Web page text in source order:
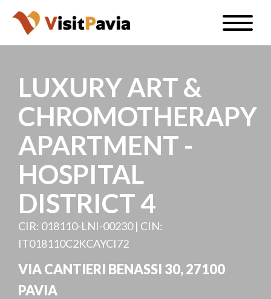
Salta
contenuto
Toggle
IT
#visitpavia
LUXURY ART &
CHROMOTHERAPY
APARTMENT -
HOSPITAL
DISTRICT 4
CIR: 018110-LNI-00230 | CIN:
IT018110C2KCAYCI72
VIA CANTIERI BENASSI 30, 27100
PAVIA